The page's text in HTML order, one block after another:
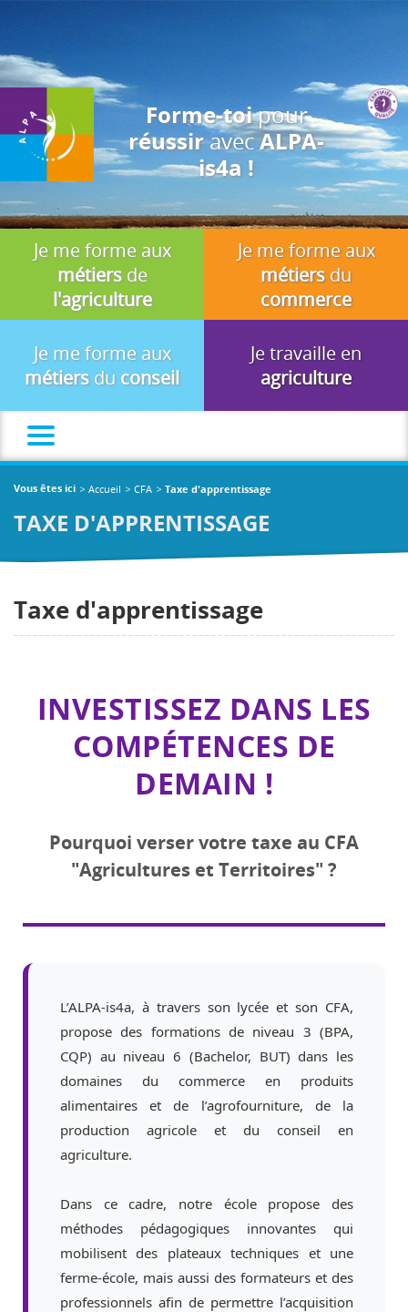
des fins d'analyse, de pertinence et de publicité.
Forme-toipour
réussiravecALPA-
is4a !
Je me forme aux
métiersde
l'agriculture
Je me forme aux
métiersdu
commerce
Je me forme aux
métiersdu conseil
Je travaille en
agriculture
Vous êtes ici Accueil CFA Taxe d'apprentissage
TAXE D'APPRENTISSAGE
Taxe d'apprentissage
INVESTISSEZ DANS LES
COMPÉTENCES DE
DEMAIN !
Pourquoi verser votre taxe au CFA
"Agricultures et Territoires" ?
L’ALPA-is4a, à travers son lycée et son CFA,
propose des formations de niveau 3 (BPA,
CQP) au niveau 6 (Bachelor, BUT) dans les
domaines du commerce en produits
alimentaires et de l’agrofourniture, de la
production agricole et du conseil en
agriculture.
Dans ce cadre, notre école propose des
méthodes pédagogiques innovantes qui
mobilisent des plateaux techniques et une
ferme-école, mais aussi des formateurs et des
professionnels afin de permettre l’acquisition